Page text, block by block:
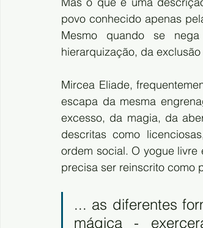
povo conhecido apenas
Mesmo quando se
hierarquização, da
Mircea Eliade,
escapa da mesma
excesso, da magia, da
descritas como
ordem social. O yogue
precisa ser reinscrito como
... as diferentes
mágica -